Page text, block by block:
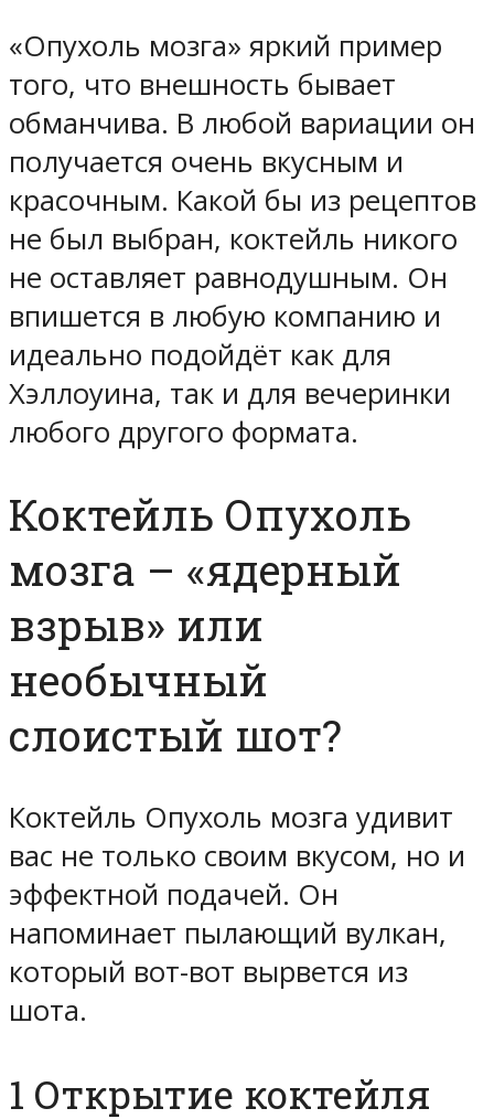
«Опухоль мозга» яркий пример
того, что внешность бывает
обманчива. В любой вариации он
получается очень вкусным и
красочным. Какой бы из рецептов
не был выбран, коктейль никого
не оставляет равнодушным. Он
впишется в любую компанию и
идеально подойдёт как для
Хэллоуина, так и для вечеринки
любого другого формата.
Коктейль Опухоль
мозга – «ядерный
взрыв» или
необычный
слоистый шот?
Коктейль Опухоль мозга удивит
вас не только своим вкусом, но и
эффектной подачей. Он
напоминает пылающий вулкан,
который вот-вот вырвется из
шота.
1 Открытие коктейля